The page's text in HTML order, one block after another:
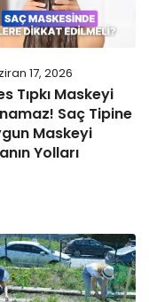
17, 2026
Tıpkı Maskeyi
Saç Tipine
Maskeyi
Yolları